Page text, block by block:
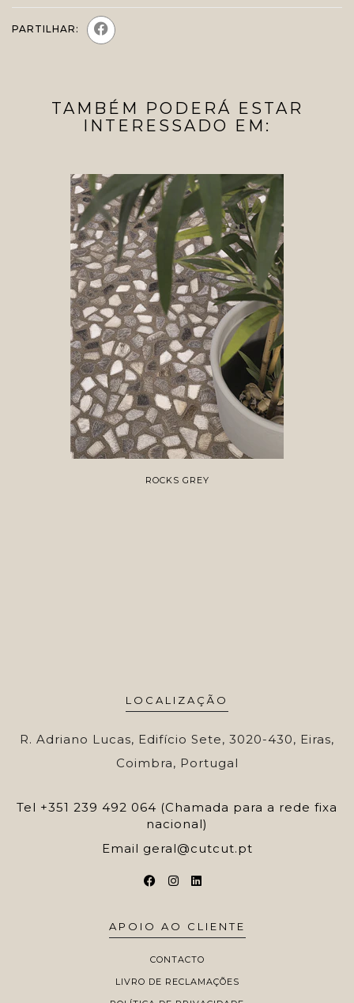
PARTILHAR:
TAMBÉM PODERÁ ESTAR
INTERESSADO EM:
ROCKS GREY
LOCALIZAÇÃO
R. Adriano Lucas, Edifício Sete, 3020-430, Eiras,
Coimbra, Portugal
Tel +351 239 492 064 (Chamada para a rede fixa
nacional)
Email geral@cutcut.pt
APOIO AO CLIENTE
CONTACTO
LIVRO DE RECLAMAÇÕES